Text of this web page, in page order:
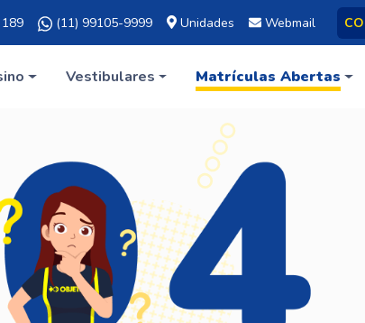
(11) 99105-9999 Unidades Webmail
Vestibulares Matrículas Abertas